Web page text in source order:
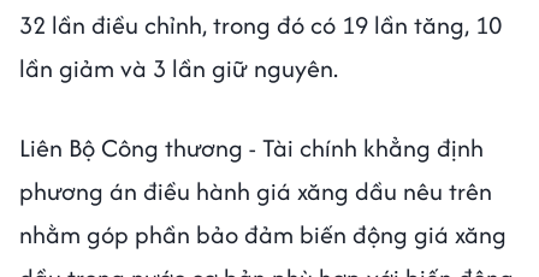
32 lần điều chỉnh, trong đó có 19 lần tăng, 10
lần giảm và 3 lần giữ nguyên.
Liên Bộ Công thương - Tài chính khẳng định
phương án điều hành giá xăng dầu nêu trên
nhằm góp phần bảo đảm biến động giá xăng